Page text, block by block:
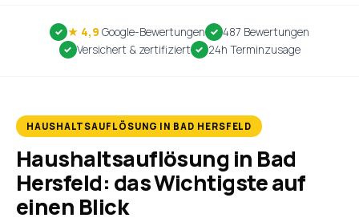
★ 4,9 Google-Bewertungen
487 Bewertungen
Versichert & zertifiziert
24h Terminzusage
HAUSHALTSAUFLÖSUNG IN BAD HERSFELD
Haushaltsauflösung in Bad
Hersfeld: das Wichtigste auf
einen Blick